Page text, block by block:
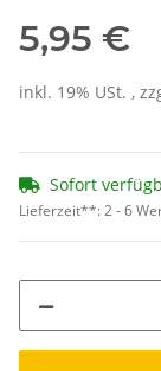
5,95 €
inkl. 19% USt. ,
Sofort
Lieferzeit**:2 - 6